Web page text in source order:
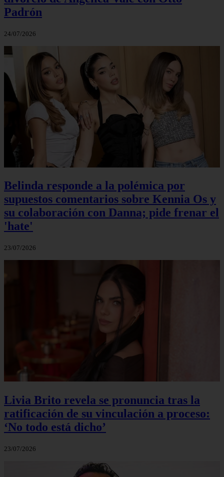
Padrón
24/07/2026
Belinda responde a la polémica por
supuestos comentarios sobre Kennia Os y
su colaboración con Danna; pide frenar el
'hate'
23/07/2026
Livia Brito revela se pronuncia tras la
ratificación de su vinculación a proceso:
‘No todo está dicho’
23/07/2026